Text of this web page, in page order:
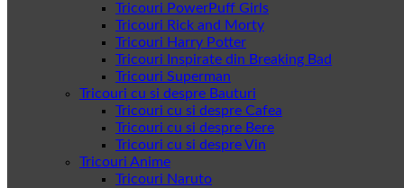
Tricouri PowerPuff Girls
Tricouri Rick and Morty
Tricouri Harry Potter
Tricouri Inspirate din Breaking Bad
Tricouri Superman
Tricouri cu si despre Bauturi
Tricouri cu si despre Cafea
Tricouri cu si despre Bere
Tricouri cu si despre Vin
Tricouri Anime
Tricouri Naruto